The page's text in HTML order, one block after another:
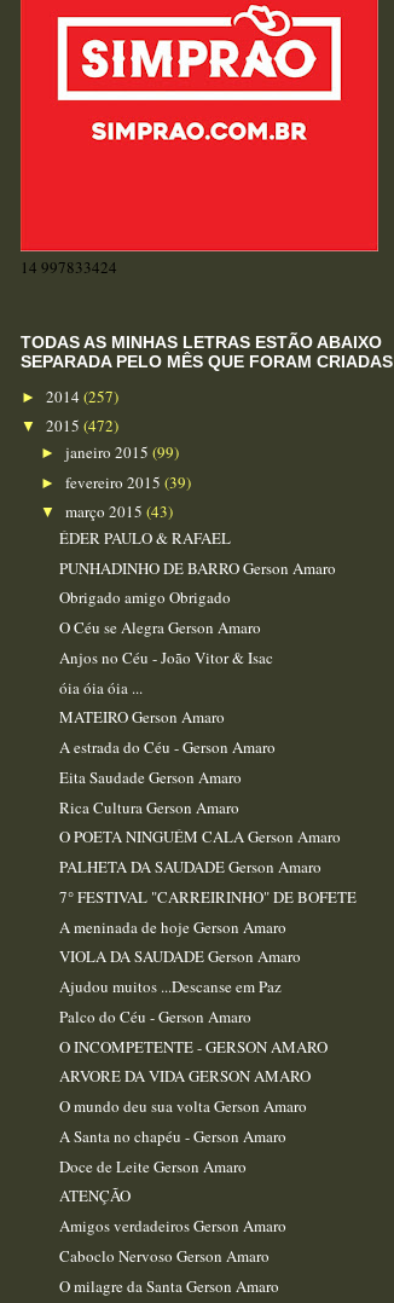
14 997833424
TODAS AS MINHAS LETRAS ESTÃO ABAIXO
SEPARADA PELO MÊS QUE FORAM CRIADAS
► 2014 (257)
▼ 2015 (472)
► janeiro 2015 (99)
► fevereiro 2015 (39)
▼ março 2015 (43)
ÉDER PAULO & RAFAEL
PUNHADINHO DE BARRO Gerson Amaro
Obrigado amigo Obrigado
O Céu se Alegra Gerson Amaro
Anjos no Céu - João Vitor & Isac
óia óia óia ...
MATEIRO Gerson Amaro
A estrada do Céu - Gerson Amaro
Eita Saudade Gerson Amaro
Rica Cultura Gerson Amaro
O POETA NINGUÉM CALA Gerson Amaro
PALHETA DA SAUDADE Gerson Amaro
7° FESTIVAL "CARREIRINHO" DE BOFETE
A meninada de hoje Gerson Amaro
VIOLA DA SAUDADE Gerson Amaro
Ajudou muitos ...Descanse em Paz
Palco do Céu - Gerson Amaro
O INCOMPETENTE - GERSON AMARO
ARVORE DA VIDA GERSON AMARO
O mundo deu sua volta Gerson Amaro
A Santa no chapéu - Gerson Amaro
Doce de Leite Gerson Amaro​
ATENÇÃO
Amigos verdadeiros Gerson Amaro
Caboclo Nervoso Gerson Amaro
O milagre da Santa Gerson Amaro